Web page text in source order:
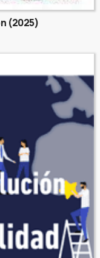
(2025)